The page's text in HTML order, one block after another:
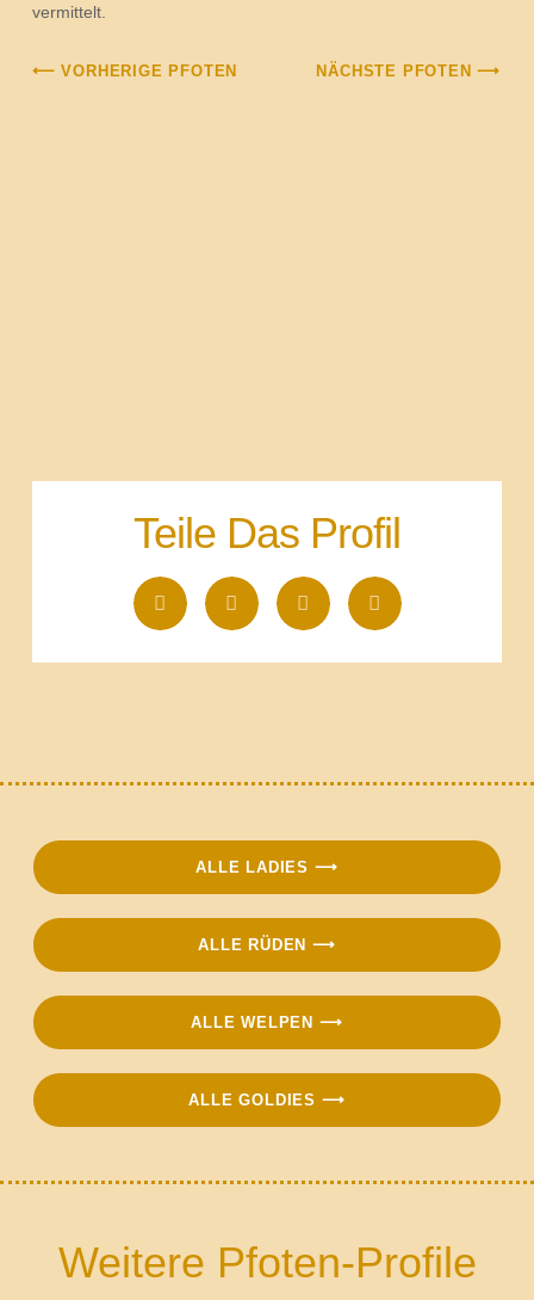
vermittelt.
⟵ VORHERIGE PFOTEN NÄCHSTE PFOTEN ⟶
Teile Das Profil
ALLE LADIES ⟶
ALLE RÜDEN ⟶
ALLE WELPEN ⟶
ALLE GOLDIES ⟶
Weitere Pfoten-Profile